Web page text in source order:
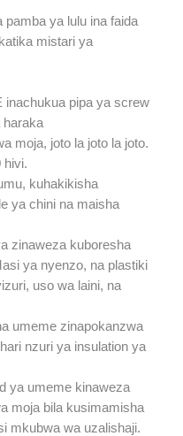
pamba ya lulu ina faida
mistari ya
inachukua pipa ya screw
haraka
moja, joto la joto la joto.
hivi.
kuhakikisha
ya chini na maisha
zinaweza kuboresha
ya nyenzo, na plastiki
uso wa laini, na
umeme zinapokanzwa
nzuri ya insulation ya
ya umeme kinaweza
moja bila kusimamisha
mkubwa wa uzalishaji.